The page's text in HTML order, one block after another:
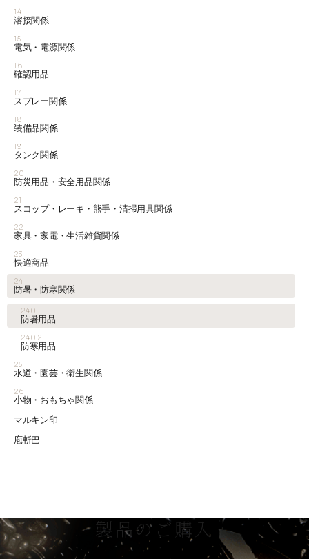
14
溶接関係
15
電気・電源関係
16
確認用品
17
スプレー関係
18
装備品関係
19
タンク関係
20
防災用品・安全用品関係
21
スコップ・レーキ・熊手・清掃用具関係
22
家具・家電・生活雑貨関係
23
快適商品
24
防暑・防寒関係
2401
防暑用品
2402
防寒用品
25
水道・園芸・衛生関係
26
小物・おもちゃ関係
マルキン印
庖斬巴
製品のご購入